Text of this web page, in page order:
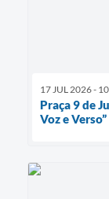
17 JUL 2026 -
Praça 9 de
Voz e Verso”